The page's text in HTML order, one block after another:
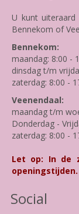
U kunt
Bennekom of
Bennekom:
maandag: 8:00 -
dinsdag t/m
zaterdag: 8:00 -
Veenendaal:
maandag t/m
Donderdag -
zaterdag: 8:00 -
Let op: In de
openingstijden.
Social